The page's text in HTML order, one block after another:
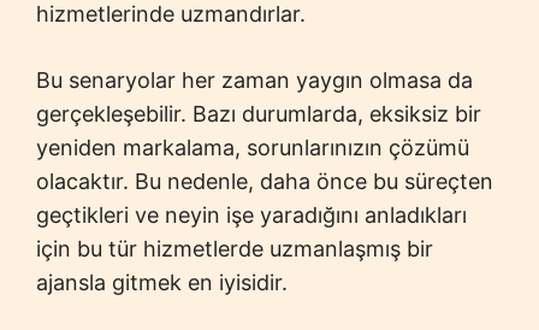
hizmetlerinde uzmandırlar.
Bu senaryolar her zaman yaygın olmasa da
gerçekleşebilir. Bazı durumlarda, eksiksiz bir
yeniden markalama, sorunlarınızın çözümü
olacaktır. Bu nedenle, daha önce bu süreçten
geçtikleri ve neyin işe yaradığını anladıkları
için bu tür hizmetlerde uzmanlaşmış bir
ajansla gitmek en iyisidir.